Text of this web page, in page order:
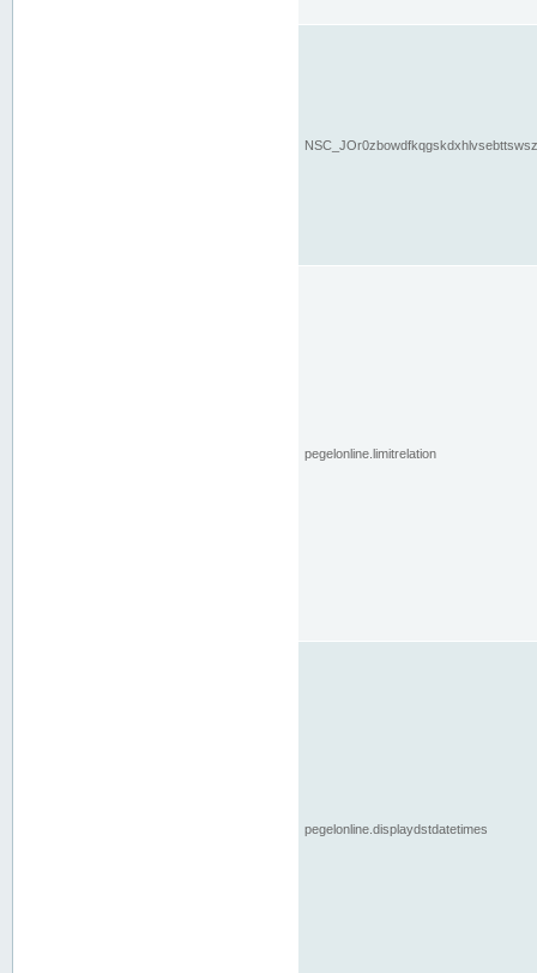
pegelonline.limitrelation
pegelonline.displaydstdatetimes